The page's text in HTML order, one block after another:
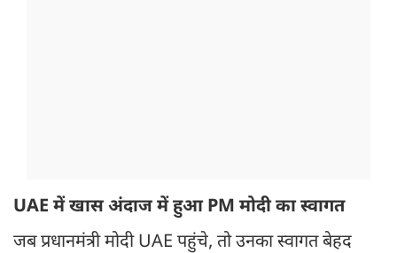
UAE में खास अंदाज में हुआ PM मोदी का स्वागत
जब प्रधानमंत्री मोदी UAE पहुंचे, तो उनका स्वागत बेहद